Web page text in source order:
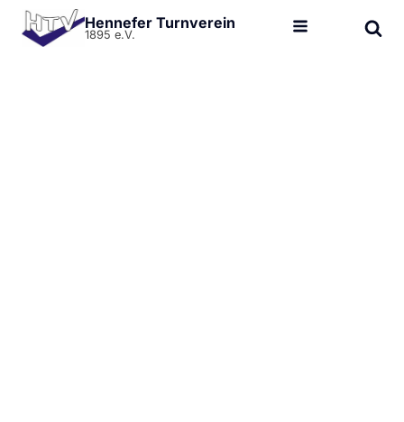
Hennefer Turnverein
1895 e.V.